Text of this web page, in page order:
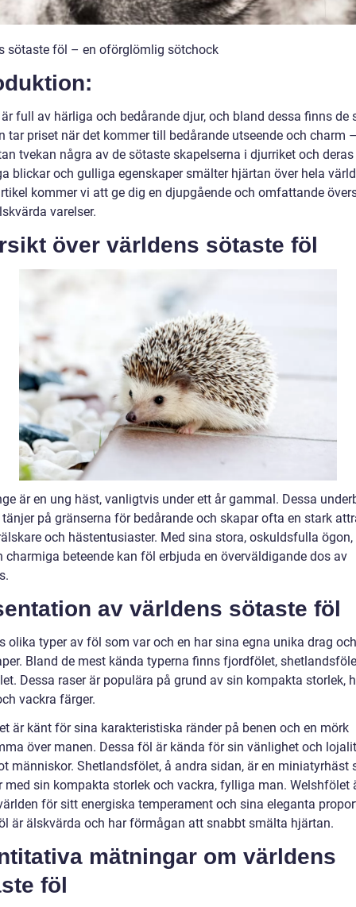
sötaste föl – en oförglömlig sötchock
full av härliga och bedårande djur, och bland dessa finns de
tar priset när det kommer till bedårande utseende och charm
tvekan några av de sötaste skapelserna i djurriket och deras
blickar och gulliga egenskaper smälter hjärtan över hela
kommer vi att ge dig en djupgående och omfattande
varelser.
över världens sötaste föl
är en ung häst, vanligtvis under ett år gammal. Dessa
tänjer på gränserna för bedårande och skapar ofta en stark
och hästentusiaster. Med sina stora, oskuldsfulla
charmiga beteende kan föl erbjuda en överväldigande dos av
av världens sötaste föl
olika typer av föl som var och en har sina egna unika drag och
Bland de mest kända typerna finns fjordfölet,
Dessa raser är populära på grund av sin kompakta storlek,
vackra färger.
är känt för sina karakteristiska ränder på benen och en mörk
över manen. Dessa föl är kända för sin vänlighet och
människor. Shetlandsfölet, å andra sidan, är en miniatyrhäst
med sin kompakta storlek och vackra, fylliga man. Welshfölet
för sitt energiska temperament och sina eleganta
är älskvärda och har förmågan att snabbt smälta hjärtan.
mätningar om världens
föl